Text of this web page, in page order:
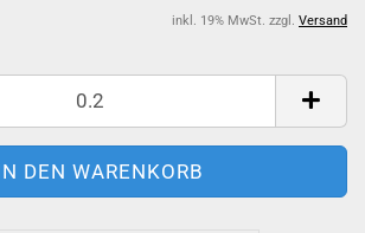
inkl. 19% MwSt. zzgl. Versand